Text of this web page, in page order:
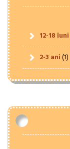
12-18 luni
2-3 ani(1)